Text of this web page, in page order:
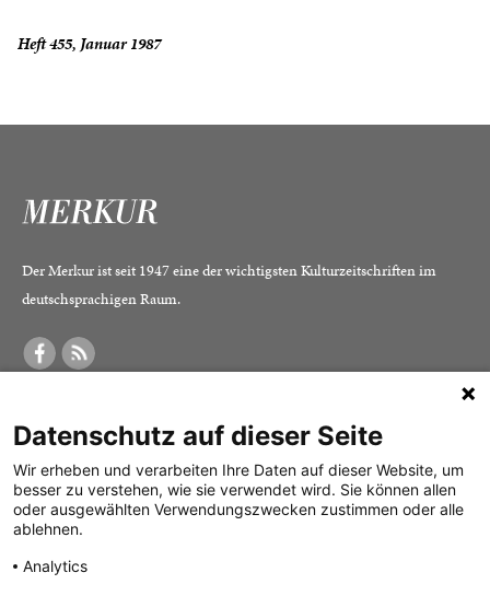
Heft 455, Januar 1987
Der Merkur ist seit 1947 eine der wichtigsten Kulturzeitschriften im
deutschsprachigen Raum.
Was ist der Merkur?
Herausgeber /
Redaktion
Verlag
Alle Abos im Überblick
Print-Abo
Digital-Abo
Impressum
Datenschutz
Mediadaten
Datenschutz auf dieser Seite
Wir erheben und verarbeiten Ihre Daten auf dieser Website, um
besser zu verstehen, wie sie verwendet wird. Sie können allen
oder ausgewählten Verwendungszwecken zustimmen oder alle
ablehnen.
Analytics